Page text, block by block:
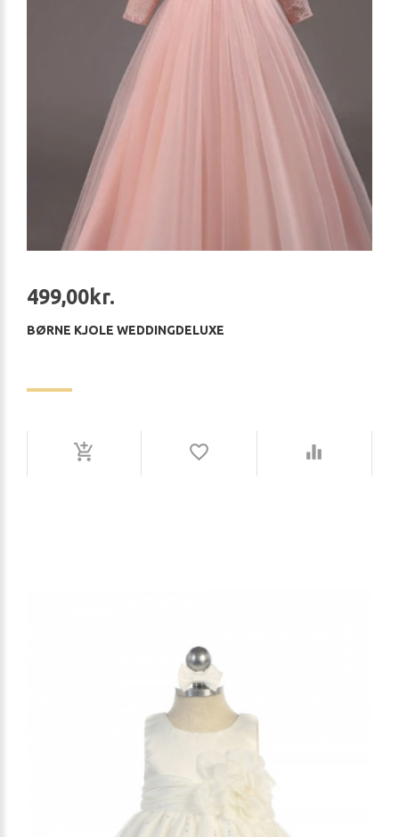
499,00kr.
BØRNE KJOLE WEDDINGDELUXE